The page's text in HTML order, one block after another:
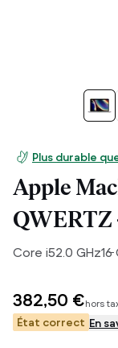
Plus durable
Apple
QWERTZ
Core i52.0 GHz16
382,50 €hors
État correct En